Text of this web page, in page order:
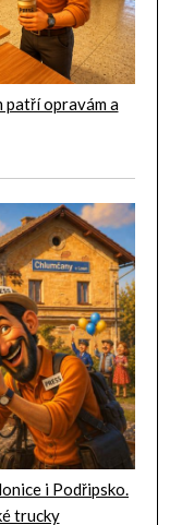
patří opravám a
i Podřipsko.
trucky